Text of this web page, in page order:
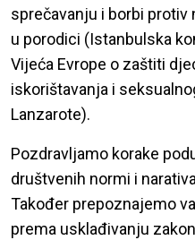
sprečavanju i borbi protiv
u porodici (Istanbulska
Vijeća Evrope o zaštiti
iskorištavanja i
Lanzarote).
Pozdravljamo korake
društvenih normi i
Također prepoznajemo
prema usklađivanju